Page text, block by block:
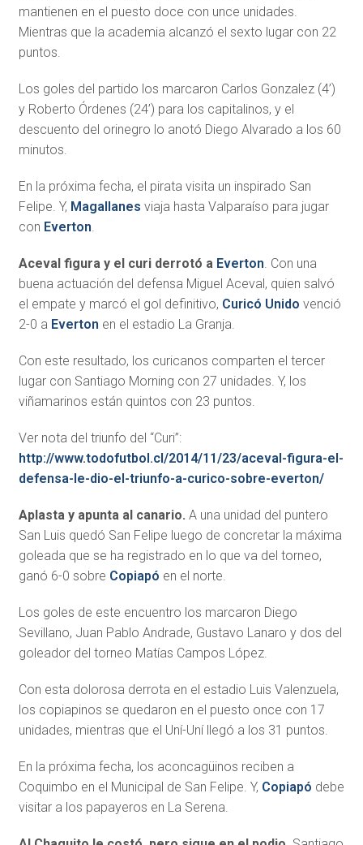
mantienen en el puesto doce con unce unidades.
Mientras que la academia alcanzó el sexto lugar con 22
puntos.
Los goles del partido los marcaron Carlos Gonzalez (4’)
y Roberto Órdenes (24’) para los capitalinos, y el
descuento del orinegro lo anotó Diego Alvarado a los 60
minutos.
En la próxima fecha, el pirata visita un inspirado San
Felipe. Y, Magallanes viaja hasta Valparaíso para jugar
con Everton.
Aceval figura y el curi derrotó a Everton. Con una
buena actuación del defensa Miguel Aceval, quien salvó
el empate y marcó el gol definitivo, Curicó Unido venció
2-0 a Everton en el estadio La Granja.
Con este resultado, los curicanos comparten el tercer
lugar con Santiago Morning con 27 unidades. Y, los
viñamarinos están quintos con 23 puntos.
Ver nota del triunfo del “Curi”:
http://www.todofutbol.cl/2014/11/23/aceval-figura-el-
defensa-le-dio-el-triunfo-a-curico-sobre-everton/
Aplasta y apunta al canario. A una unidad del puntero
San Luis quedó San Felipe luego de concretar la máxima
goleada que se ha registrado en lo que va del torneo,
ganó 6-0 sobre Copiapó en el norte.
Los goles de este encuentro los marcaron Diego
Sevillano, Juan Pablo Andrade, Gustavo Lanaro y dos del
goleador del torneo Matías Campos López.
Con esta dolorosa derrota en el estadio Luis Valenzuela,
los copiapinos se quedaron en el puesto once con 17
unidades, mientras que el Uní-Uní llegó a los 31 puntos.
En la próxima fecha, los aconcagüinos reciben a
Coquimbo en el Municipal de San Felipe. Y, Copiapó debe
visitar a los papayeros en La Serena.